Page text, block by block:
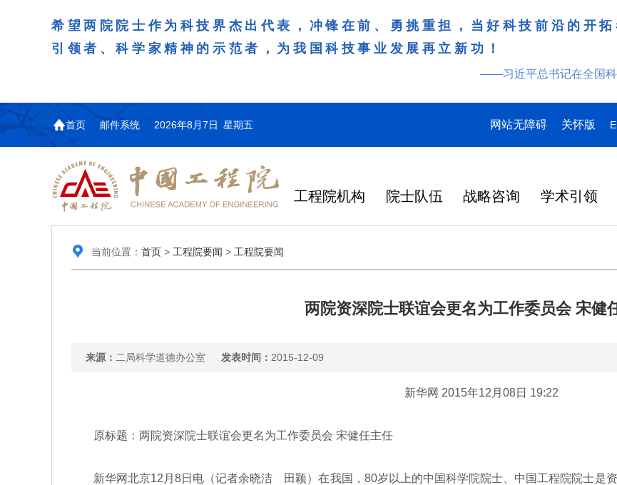
希望两院院士作为科技界杰出代表，冲锋在前、勇挑重担，当好科技前沿的开
引领者、科学家精神的示范者，为我国科技事业发展再立新功！
——习近平总书记在全国科
首页 邮件系统 2026年8月7日 星期五 网站无障碍 关怀版
工程院机构 院士队伍 战略咨询 学术引领
当前位置： 首页> 工程院要闻 > 工程院要闻
两院资深院士联谊会更名为工作委员会 宋健
来源： 二局科学道德办公室 发表时间： 2015-12-09
新华网 2015年12月08日 19:22
原标题：两院资深院士联谊会更名为工作委员会 宋健任主任
新华网北京12月8日电（记者余晓洁 田颖）在我国，80岁以上的中国科学院院士、中国工程院院士是